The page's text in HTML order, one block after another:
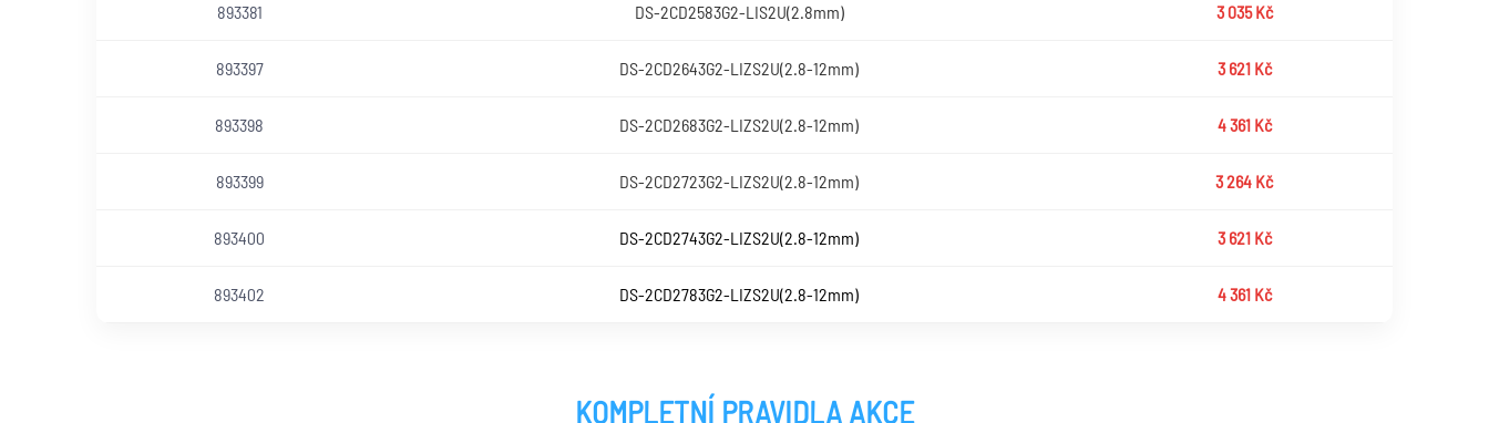
893381 DS-2CD2583G2-LIS2U(2.8mm) 3 035 Kč
893397 DS-2CD2643G2-LIZS2U(2.8-12mm) 3 621 Kč
893398 DS-2CD2683G2-LIZS2U(2.8-12mm) 4 361 Kč
893399 DS-2CD2723G2-LIZS2U(2.8-12mm) 3 264 Kč
893400 DS-2CD2743G2-LIZS2U(2.8-12mm) 3 621 Kč
893402 DS-2CD2783G2-LIZS2U(2.8-12mm) 4 361 Kč
KOMPLETNÍ PRAVIDLA AKCE